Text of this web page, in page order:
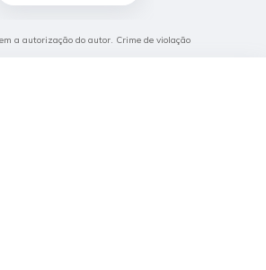
a autorização do autor. Crime de violação